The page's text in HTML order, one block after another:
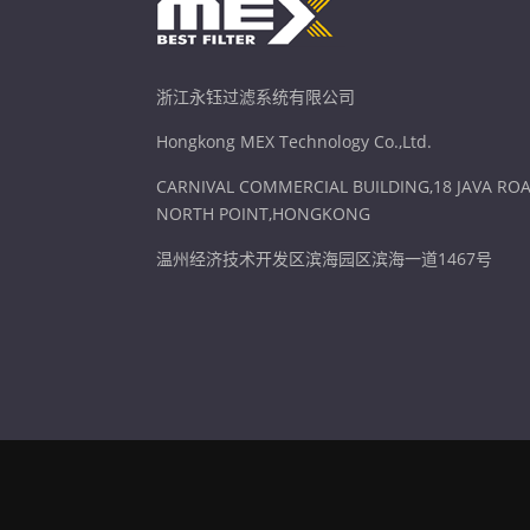
浙江永钰过滤系统有限公司
Hongkong MEX Technology Co.,Ltd.
CARNIVAL COMMERCIAL BUILDING,18 JAVA
NORTH POINT,HONGKONG
温州经济技术开发区滨海园区滨海一道1467号